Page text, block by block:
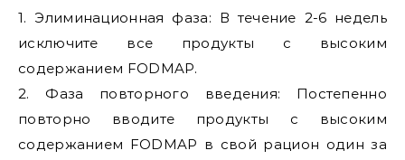
1. Элиминационная фаза: В течение 2-6 недель
исключите все продукты с высоким
содержанием FODMAP.
2. Фаза повторного введения: Постепенно
повторно вводите продукты с высоким
содержанием FODMAP в свой рацион один за